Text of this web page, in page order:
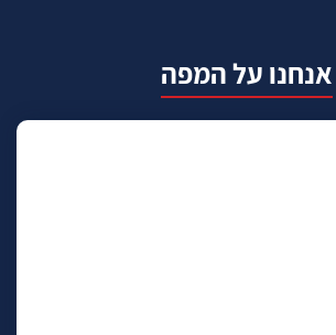
אנחנו על המפה